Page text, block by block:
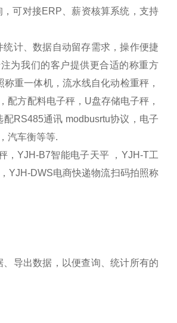
可对接ERP、薪资核算系统，支持
计、数据自动留存需求，操作便捷
为我们的客户提供更合适的称重方
重一体机，流水线自化动检重秤，
配方配料电子秤，U盘存储电子秤，
RS485通讯 modbusrtu协议，电子
汽车衡等等.
，YJH-B7智能电子天平 ，YJH-T工
YJH-DWS电商快递物流扫码拍照称
导出数据，以便查询、统计所有的